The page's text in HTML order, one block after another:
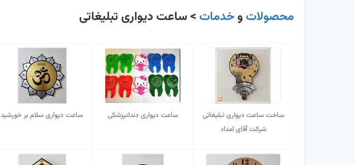
محصولاتوخدمات > ساعت دیواری تبلیغاتی
ساخت ساعت دیواری تبلیغاتی
شرکت آقای امداد
ساعت دیواری دندانپزشکی ساعت دیواری سلام بر خورشید